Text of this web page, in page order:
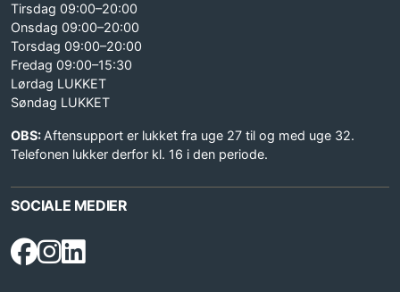
Tirsdag 09:00–20:00
Onsdag 09:00–20:00
Torsdag 09:00–20:00
Fredag 09:00–15:30
Lørdag LUKKET
Søndag LUKKET
OBS: Aftensupport er lukket fra uge 27 til og med uge 32.
Telefonen lukker derfor kl. 16 i den periode.
SOCIALE MEDIER